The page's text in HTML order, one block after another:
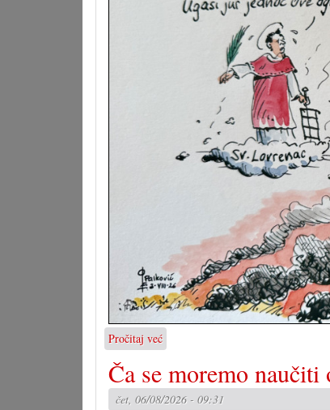
Pročitaj već
Karikatura
7.8.2026.
Ča se moremo
čet, 06/08/2026 - 09:31